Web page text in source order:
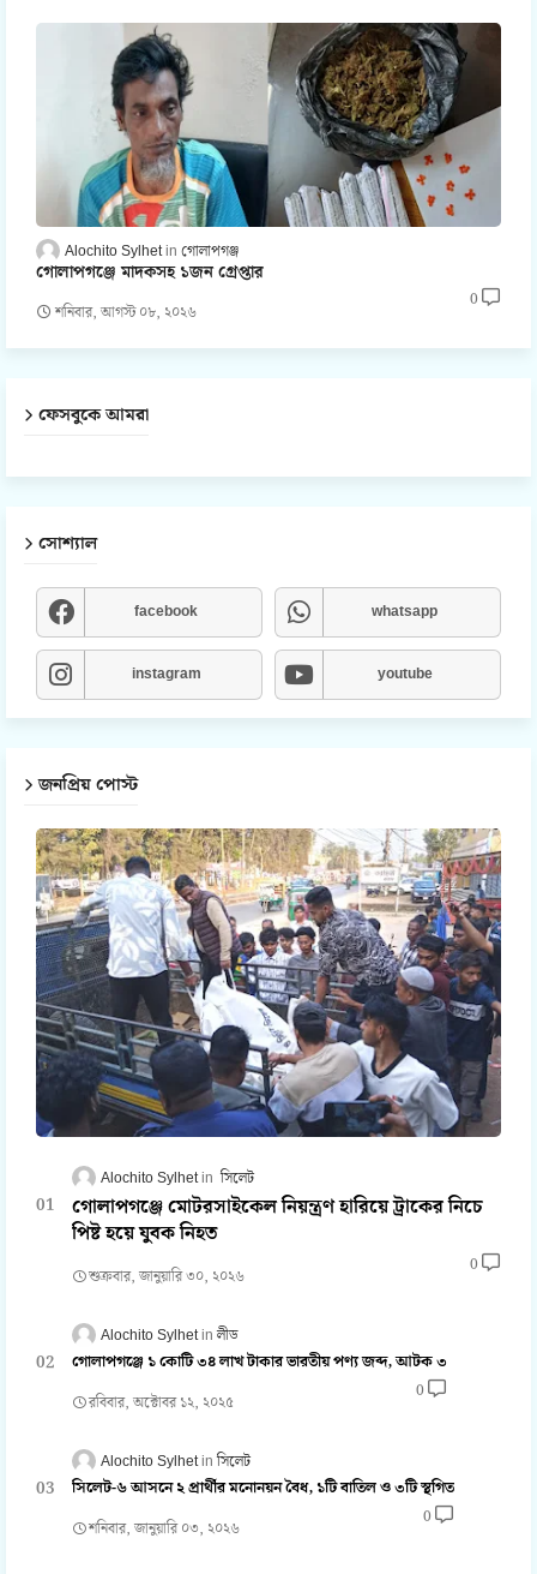
Alochito Sylhet গোলাপগঞ্জ
গোলাপগঞ্জে মাদকসহ ১জন গ্রেপ্তার
শনিবার, আগস্ট ০৮, ২০২৬
0
ফেসবুকে আমরা
সোশ্যাল
facebook whatsapp
instagram youtube
জনপ্রিয় পোস্ট
Alochito Sylhet সিলেট
গোলাপগঞ্জে মোটরসাইকেল নিয়ন্ত্রণ হারিয়ে ট্রাকের নিচে
পিষ্ট হয়ে যুবক নিহত
শুক্রবার, জানুয়ারি ৩০, ২০২৬
0
Alochito Sylhet লীড
গোলাপগঞ্জে ১ কোটি ৩৪ লাখ টাকার ভারতীয় পণ্য জব্দ, আটক ৩
রবিবার, অক্টোবর ১২, ২০২৫
0
Alochito Sylhet সিলেট
সিলেট-৬ আসনে ২ প্রার্থীর মনোনয়ন বৈধ, ১টি বাতিল ও ৩টি স্থগিত
শনিবার, জানুয়ারি ০৩, ২০২৬
0